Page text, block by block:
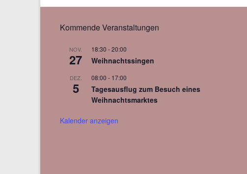
Kommende Veranstaltungen
NOV.
27
18:30 -20:00
Weihnachtssingen
DEZ.
5
08:00 - 17:00
Tagesausflug zum Besuch eines
Weihnachtsmarktes
Kalender anzeigen